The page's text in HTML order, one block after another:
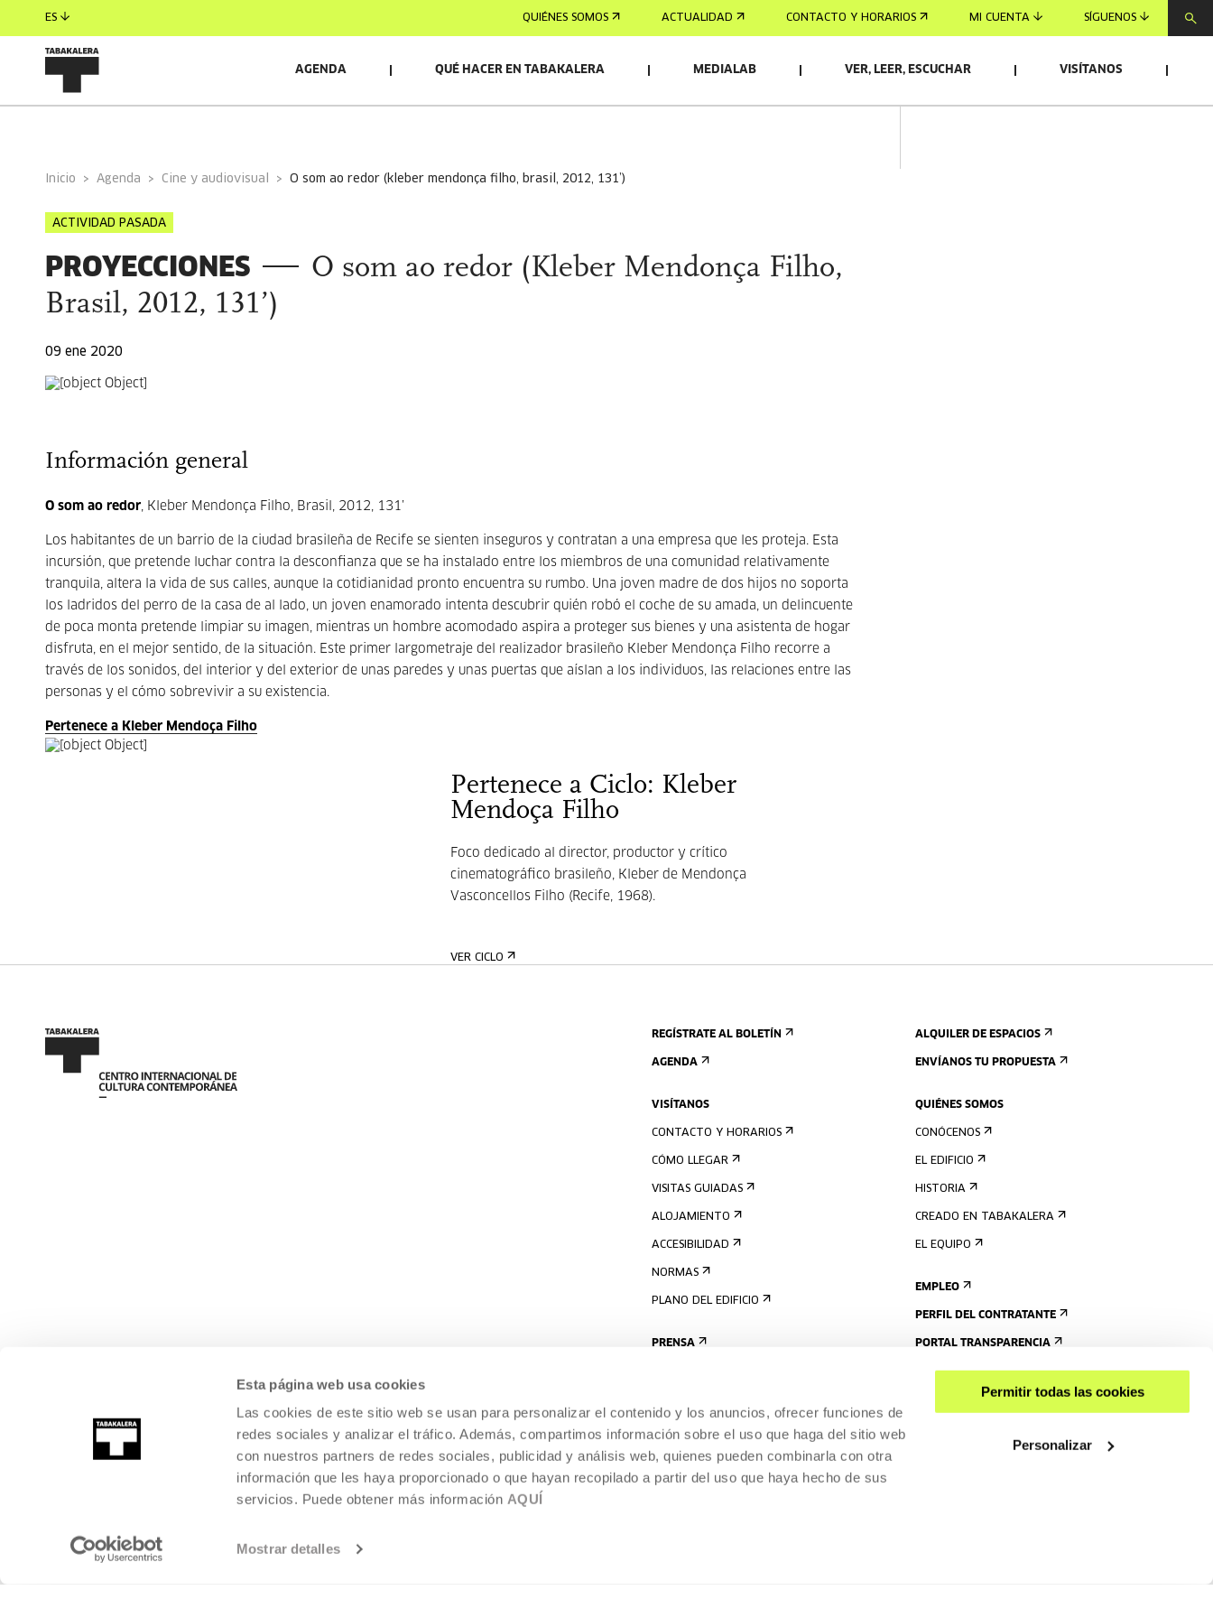
Esta página web usa cookies
Las cookies de este sitio web se usan para personalizar el contenido y los anuncios, ofrecer funciones de
redes sociales y analizar el tráfico. Además, compartimos información sobre el uso que haga del sitio web
con nuestros partners de redes sociales, publicidad y análisis web, quienes pueden combinarla con otra
información que les haya proporcionado o que hayan recopilado a partir del uso que haya hecho de sus
servicios. Puede obtener más información AQUÍ
Mostrar detalles
Permitir todas las cookies
Personalizar
ES QUIÉNES SOMOS ACTUALIDAD CONTACTO Y HORARIOS MI CUENTA SÍGUENOS
AGENDA QUÉ HACER EN TABAKALERA MEDIALAB VER, LEER, ESCUCHAR VISÍTANOS
Inicio Agenda Cine y audiovisual o som ao redor (kleber mendonça filho, brasil, 2012, 131’)
ACTIVIDAD PASADA
PROYECCIONES
O som ao redor (Kleber Mendonça Filho,
Brasil, 2012, 131’)
09 ene 2020
Información general
O som ao redor, Kleber Mendonça Filho, Brasil, 2012, 131’
Los habitantes de un barrio de la ciudad brasileña de Recife se sienten inseguros y contratan a una empresa que les proteja. Esta
incursión, que pretende luchar contra la desconfianza que se ha instalado entre los miembros de una comunidad relativamente
tranquila, altera la vida de sus calles, aunque la cotidianidad pronto encuentra su rumbo. Una joven madre de dos hijos no soporta
los ladridos del perro de la casa de al lado, un joven enamorado intenta descubrir quién robó el coche de su amada, un delincuente
de poca monta pretende limpiar su imagen, mientras un hombre acomodado aspira a proteger sus bienes y una asistenta de hogar
disfruta, en el mejor sentido, de la situación. Este primer largometraje del realizador brasileño Kleber Mendonça Filho recorre a
través de los sonidos, del interior y del exterior de unas paredes y unas puertas que aíslan a los individuos, las relaciones entre las
personas y el cómo sobrevivir a su existencia.
Pertenece a Kleber Mendoça Filho
Pertenece a Ciclo: Kleber
Mendoça Filho
Foco dedicado al director, productor y crítico
cinematográfico brasileño, Kleber de Mendonça
Vasconcellos Filho (Recife, 1968).
VER CICLO
REGÍSTRATE AL BOLETÍN
AGENDA
VISÍTANOS
CONTACTO Y HORARIOS
CÓMO LLEGAR
VISITAS GUIADAS
ALOJAMIENTO
ACCESIBILIDAD
NORMAS
PLANO DEL EDIFICIO
PRENSA
ALQUILER DE ESPACIOS
ENVÍANOS TU PROPUESTA
QUIÉNES SOMOS
CONÓCENOS
EL EDIFICIO
HISTORIA
CREADO EN TABAKALERA
EL EQUIPO
EMPLEO
PERFIL DEL CONTRATANTE
PORTAL TRANSPARENCIA
2026 TABAKALERA.
CENTRO INTERNACIONAL DE CULTURA CONTEMPORÁNEA,